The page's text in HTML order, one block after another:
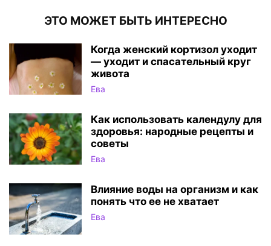
ЭТО МОЖЕТ БЫТЬ ИНТЕРЕСНО
Когда женский кортизол уходит
— уходит и спасательный круг
живота
Ева
Как использовать календулу для
здоровья: народные рецепты и
советы
Ева
Влияние воды на организм и как
понять что ее не хватает
Ева